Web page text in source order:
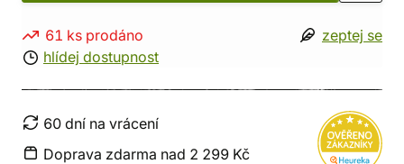
61 ks prodáno
hlídej dostupnost
zeptej se
60 dní na vrácení
Doprava zdarma nad 2 299 Kč